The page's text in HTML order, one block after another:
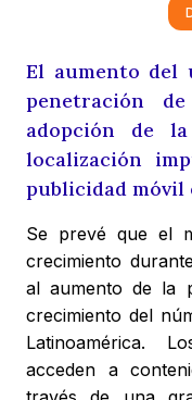
El aumento del
penetración
adopción de
localización
publicidad móvil
Se prevé que el
crecimiento
al aumento de la
crecimiento del
Latinoamérica.
acceden a